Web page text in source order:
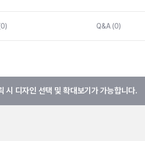
Q&A (0)
시 디자인 선택 및 확대보기가 가능합니다.